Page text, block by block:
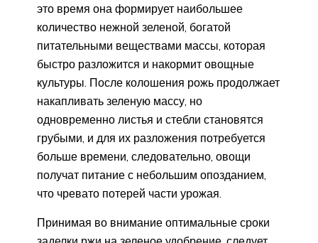
это время она формирует наибольшее
количество нежной зеленой, богатой
питательными веществами массы, которая
быстро разложится и накормит овощные
культуры. После колошения рожь продолжает
накапливать зеленую массу, но
одновременно листья и стебли становятся
грубыми, и для их разложения потребуется
больше времени, следовательно, овощи
получат питание с небольшим опозданием,
что чревато потерей части урожая.
Принимая во внимание оптимальные сроки